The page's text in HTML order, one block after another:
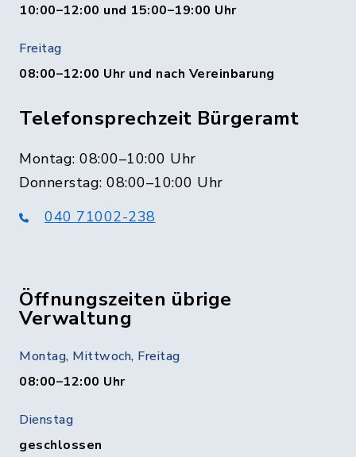
10:00–12:00 und 15:00–19:00 Uhr
Freitag
08:00–12:00 Uhr und nach Vereinbarung
Telefonsprechzeit Bürgeramt
Montag: 08:00–10:00 Uhr
Donnerstag: 08:00–10:00 Uhr
040 71002-238
Öffnungszeiten übrige
Verwaltung
Montag, Mittwoch, Freitag
08:00–12:00 Uhr
Dienstag
geschlossen